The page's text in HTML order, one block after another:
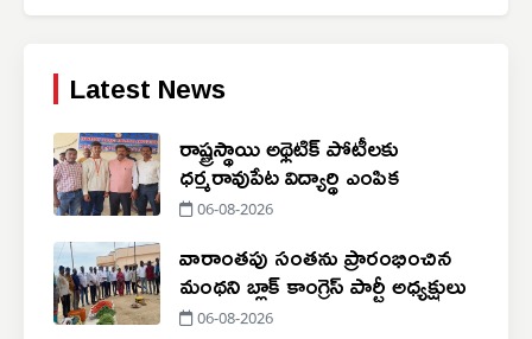
Latest News
రాష్ట్రస్థాయి అథ్లెటిక్ పోటీలకు
ధర్మరావుపేట విద్యార్థి ఎంపిక
06-08-2026
వారాంతపు సంతను ప్రారంభించిన
మంథని బ్లాక్ కాంగ్రెస్ పార్టీ అధ్యక్షులు
06-08-2026